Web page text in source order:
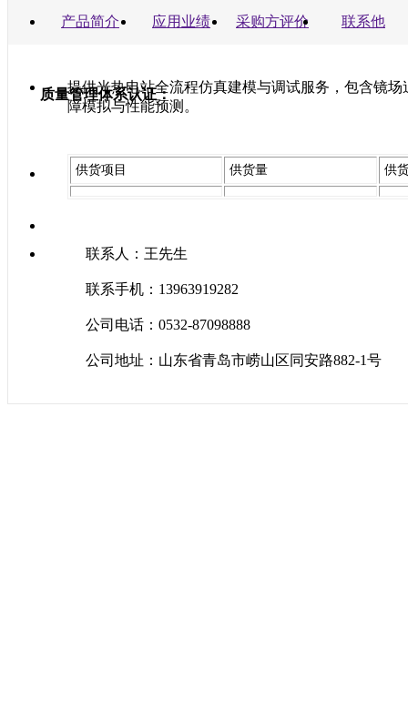
商业信誉承诺书：
质量管理体系认证：
产品简介 应用业绩 采购方评价 联系他
提供光热电站全流程仿真建模与调试服务，包含镜
障模拟与性能预测。
供货项目 供货量 供
联系人：王先生
联系手机：13963919282
公司电话：0532-87098888
公司地址：山东省青岛市崂山区同安路882-1号